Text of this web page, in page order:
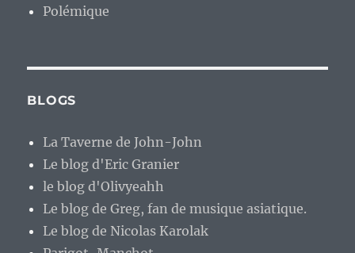
Polémique
BLOGS
La Taverne de John-John
Le blog d'Eric Granier
le blog d'Olivyeahh
Le blog de Greg, fan de musique asiatique.
Le blog de Nicolas Karolak